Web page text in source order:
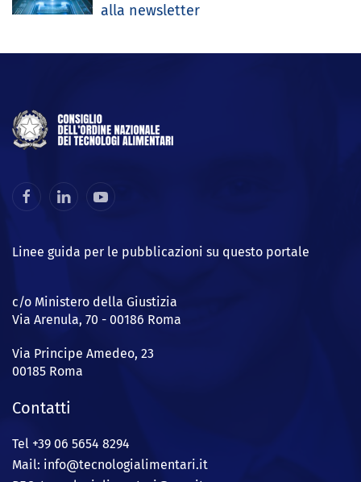
alla newsletter
Linee guida per le pubblicazioni su questo portale
c/o Ministero della Giustizia
Via Arenula, 70 - 00186 Roma
Via Principe Amedeo, 23
00185 Roma
Contatti
Tel +39 06 5654 8294
Mail: info@tecnologialimentari.it